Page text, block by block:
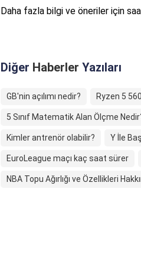
Daha fazla bilgi ve öneriler için
Diğer Haberler Yazıları
GB'nin açılımı nedir? Ryzen 5
5 Sınıf Matematik Alan Ölçme
Kimler antrenör olabilir? Y İle
EuroLeague maçı kaç saat sürer
NBA Topu Ağırlığı ve Özellikleri